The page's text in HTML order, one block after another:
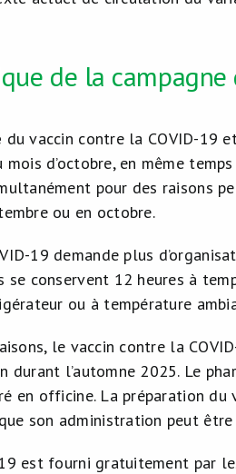
de la campagne
du vaccin contre la COVID-19
d’octobre, en même
pour des raisons
ou en octobre.
19 demande plus
conservent 12 heures à
ou à température
le vaccin contre la
durant l’automne 2025. Le
en officine. La préparation
son administration peut
est fourni gratuitement par